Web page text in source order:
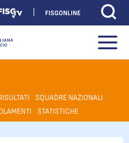
FISGONLINE
SQUADRE NAZIONALI
STATISTICHE